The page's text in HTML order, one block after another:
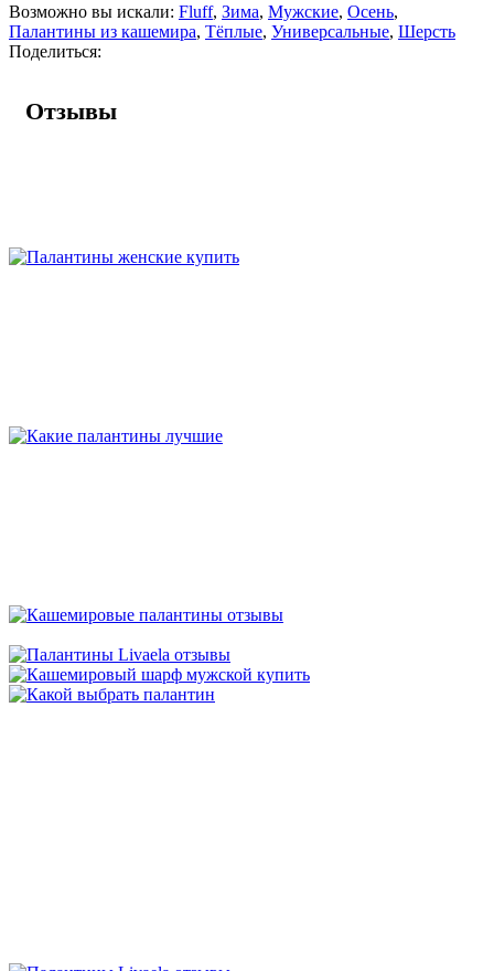
Возможно вы искали: Fluff, Зима, Мужские, Осень,
Палантины из кашемира, Тёплые, Универсальные, Шерсть
Поделиться:
Отзывы